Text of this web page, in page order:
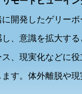
開発したゲリーボ
、意識を拡大す
、現実化などに
す。体外離脱や